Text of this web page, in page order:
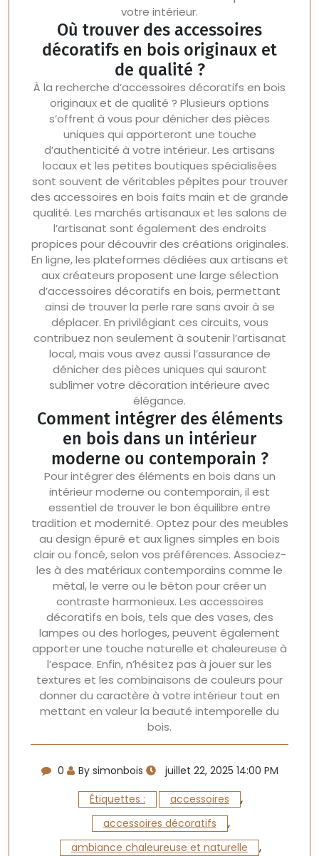
votre intérieur.
Où trouver des accessoires
décoratifs en bois originaux et
de qualité ?
À la recherche d’accessoires décoratifs en bois
originaux et de qualité ? Plusieurs options
s’offrent à vous pour dénicher des pièces
uniques qui apporteront une touche
d’authenticité à votre intérieur. Les artisans
locaux et les petites boutiques spécialisées
sont souvent de véritables pépites pour trouver
des accessoires en bois faits main et de grande
qualité. Les marchés artisanaux et les salons de
l’artisanat sont également des endroits
propices pour découvrir des créations originales.
En ligne, les plateformes dédiées aux artisans et
aux créateurs proposent une large sélection
d’accessoires décoratifs en bois, permettant
ainsi de trouver la perle rare sans avoir à se
déplacer. En privilégiant ces circuits, vous
contribuez non seulement à soutenir l’artisanat
local, mais vous avez aussi l’assurance de
dénicher des pièces uniques qui sauront
sublimer votre décoration intérieure avec
élégance.
Comment intégrer des éléments
en bois dans un intérieur
moderne ou contemporain ?
Pour intégrer des éléments en bois dans un
intérieur moderne ou contemporain, il est
essentiel de trouver le bon équilibre entre
tradition et modernité. Optez pour des meubles
au design épuré et aux lignes simples en bois
clair ou foncé, selon vos préférences. Associez-
les à des matériaux contemporains comme le
métal, le verre ou le béton pour créer un
contraste harmonieux. Les accessoires
décoratifs en bois, tels que des vases, des
lampes ou des horloges, peuvent également
apporter une touche naturelle et chaleureuse à
l’espace. Enfin, n’hésitez pas à jouer sur les
textures et les combinaisons de couleurs pour
donner du caractère à votre intérieur tout en
mettant en valeur la beauté intemporelle du
bois.
0 By simonbois
juillet 22, 2025 14:00 PM
Étiquettes :
accessoires ,
accessoires décoratifs ,
ambiance chaleureuse et naturelle ,